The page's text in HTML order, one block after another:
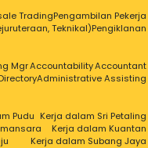
TradingPengambilan Pekerja
Teknikal)Pengiklanan
MgrAccountabilityAccountant
Administrative Assisting
Pudu Kerja dalam Sri Petaling
Kerja dalam Kuantan
Kerja dalam Subang Jaya